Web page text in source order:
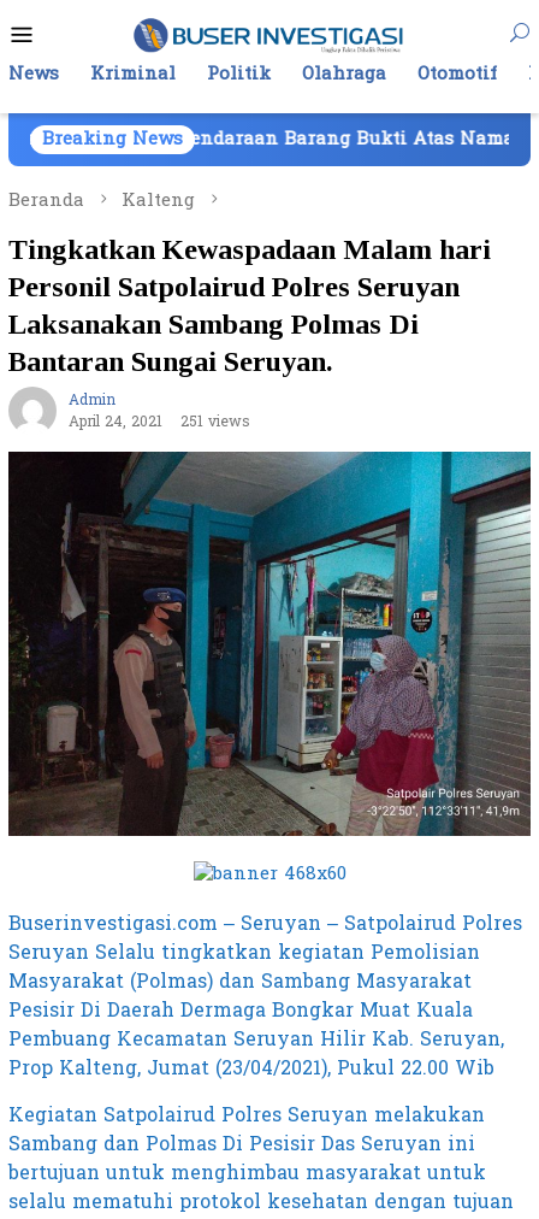
ke
kontenMobile
News Kriminal Politik Olahraga Otomotif
Breaking News
Kendaraan Barang Bukti Atas Nama PT Mitra Usaha
Beranda
Kalteng
Tingkatkan Kewaspadaan Malam hari
Personil Satpolairud Polres Seruyan
Laksanakan Sambang Polmas Di
Bantaran Sungai Seruyan.
Admin
April 24, 2021
251 views
Buserinvestigasi.com – Seruyan – Satpolairud Polres
Seruyan Selalu tingkatkan kegiatan Pemolisian
Masyarakat (Polmas) dan Sambang Masyarakat
Pesisir Di Daerah Dermaga Bongkar Muat Kuala
Pembuang Kecamatan Seruyan Hilir Kab. Seruyan,
Prop Kalteng, Jumat (23/04/2021), Pukul 22.00 Wib
Kegiatan Satpolairud Polres Seruyan melakukan
Sambang dan Polmas Di Pesisir Das Seruyan ini
bertujuan untuk menghimbau masyarakat untuk
selalu mematuhi protokol kesehatan dengan tujuan